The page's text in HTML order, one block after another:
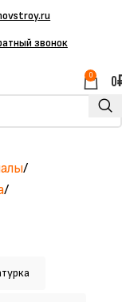
звонок
0 0